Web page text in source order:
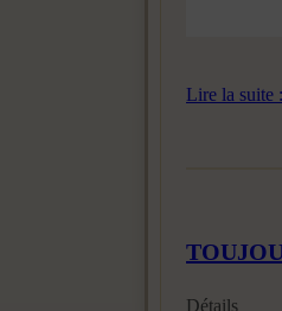
Lire la suite
Détails